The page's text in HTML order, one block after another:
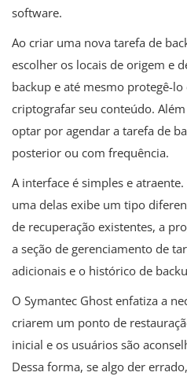
software.
Ao criar uma nova tarefa de
escolher os locais de origem e
backup e até mesmo protegê-
criptografar seu conteúdo.
optar por agendar a tarefa de
posterior ou com frequência.
A interface é simples e
uma delas exibe um tipo
de recuperação existentes, a
a seção de gerenciamento de
adicionais e o histórico de
O Symantec Ghost enfatiza a
criarem um ponto de
inicial e os usuários são
Dessa forma, se algo der